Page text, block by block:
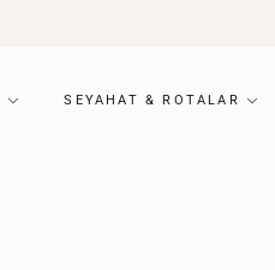
SEYAHAT & ROTALAR